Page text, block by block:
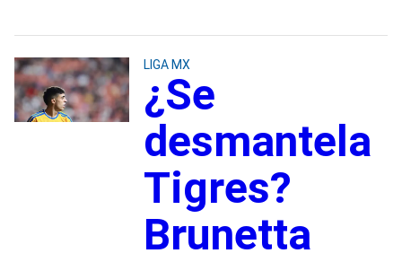
LIGA MX
¿Se
desmantela
Tigres?
Brunetta